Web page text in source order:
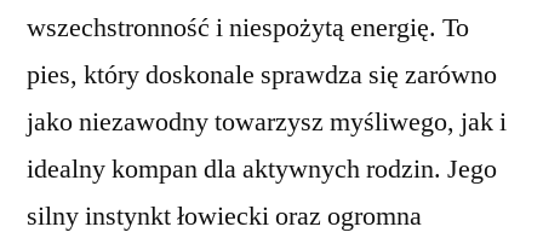
wszechstronność i niespożytą energię. To
pies, który doskonale sprawdza się zarówno
jako niezawodny towarzysz myśliwego, jak i
idealny kompan dla aktywnych rodzin. Jego
silny instynkt łowiecki oraz ogromna